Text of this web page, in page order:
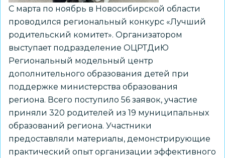
–
одна
семья!»
С марта по ноябрь в Новосибирской области
проводился региональный конкурс «Лучший
родительский комитет». Организатором
выступает подразделение ОЦРТДиЮ
Региональный модельный центр
дополнительного образования детей при
поддержке министерства образования
региона. Всего поступило 56 заявок, участие
приняли 320 родителей из 19 муниципальных
образований региона. Участники
предоставляли материалы, демонстрирующие
практический опыт организации эффективного